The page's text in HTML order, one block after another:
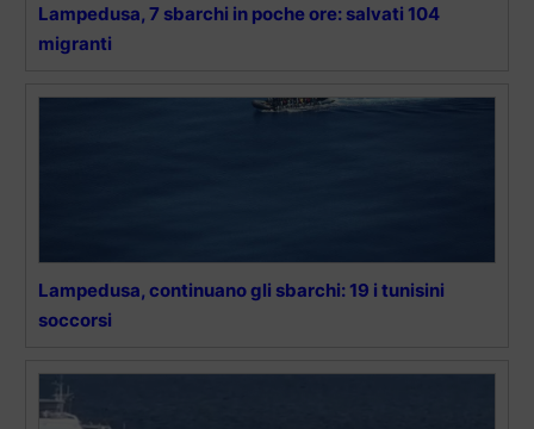
Lampedusa, 7 sbarchi in poche ore: salvati 104
migranti
Lampedusa, continuano gli sbarchi: 19 i tunisini
soccorsi